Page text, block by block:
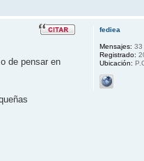
de pensar en
fediea
Mensajes: 33
Registrado:
Ubicación: